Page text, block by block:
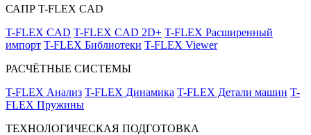
САПР T-FLEX CAD
T-FLEX CAD T-FLEX CAD 2D+ T-FLEX Расширенный
импорт T-FLEX Библиотеки T-FLEX Viewer
РАСЧЁТНЫЕ СИСТЕМЫ
T-FLEX Анализ T-FLEX Динамика T-FLEX Детали машин T-
FLEX Пружины
ТЕХНОЛОГИЧЕСКАЯ ПОДГОТОВКА